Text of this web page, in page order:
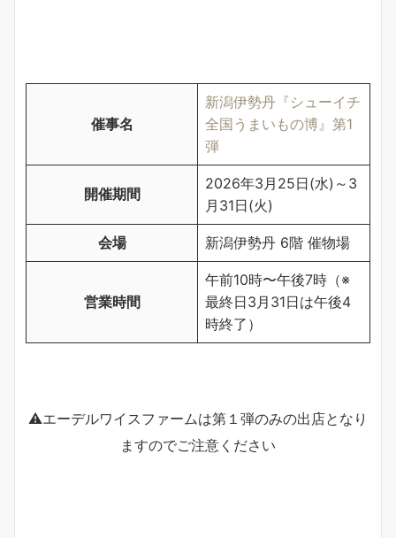
催事名
新潟伊勢丹『シューイチ
全国うまいもの博』第1
弾
開催期間
2026年3月25日(水)～3
月31日(火)
会場 新潟伊勢丹 6階 催物場
営業時間
午前10時〜午後7時（※
最終日3月31日は午後4
時終了）
⚠︎エーデルワイスファームは第１弾のみの出店となり
ますのでご注意ください